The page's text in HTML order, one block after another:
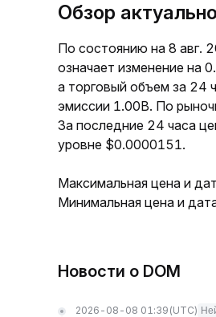
Обзор
По состоянию на 8 авг.
означает изменение на
а торговый объем за 24
эмиссии 1.00B. По
За последние 24 часа
уровне $0.0000151.
Максимальная цена и
Минимальная цена и
Новости о DOM
2026-08-08 01:39 (UTC)